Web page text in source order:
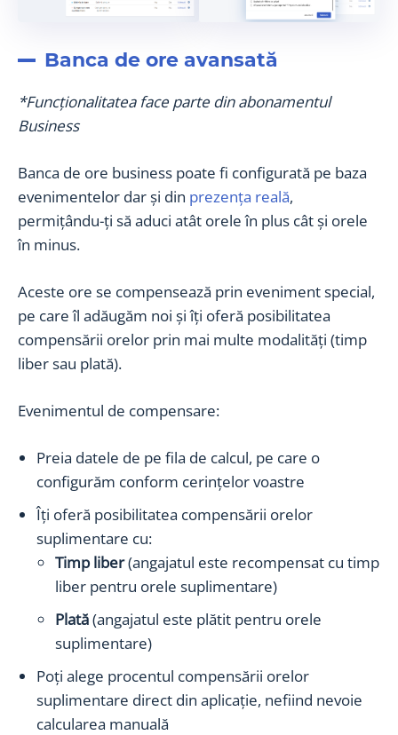
Banca de ore avansată
*Funcționalitatea face parte din abonamentul
Business
Banca de ore business poate fi configurată pe baza
evenimentelor dar și din prezența reală,
permițându-ți să aduci atât orele în plus cât și orele
în minus.
Aceste ore se compensează prin eveniment special,
pe care îl adăugăm noi și îți oferă posibilitatea
compensării orelor prin mai multe modalități (timp
liber sau plată).
Evenimentul de compensare:
Preia datele de pe fila de calcul, pe care o
configurăm conform cerințelor voastre
Îți oferă posibilitatea compensării orelor
suplimentare cu:
Timp liber(angajatul este recompensat cu timp
liber pentru orele suplimentare)
Plată(angajatul este plătit pentru orele
suplimentare)
Poți alege procentul compensării orelor
suplimentare direct din aplicație, nefiind nevoie
calcularea manuală